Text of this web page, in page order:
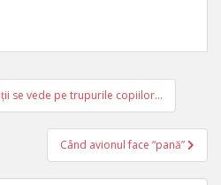
se vede pe trupurile copiilor…
Când avionul face “pană”